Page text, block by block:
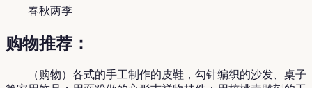
春秋两季
购物推荐：
（购物）各式的手工制作的皮鞋，勾针编织的沙发、桌子